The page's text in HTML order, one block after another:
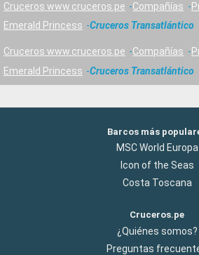
Cruceros www.cruceros.pe Compañías
Emerald Princess
Cruceros Transatlántico
Cruceros www.cruceros.pe Compañías
Emerald Princess
Cruceros Transatlántico
Barcos más
MSC World Europa
Icon of the Seas
Costa Toscana
Cruceros.pe
¿Quiénes somos?
Preguntas